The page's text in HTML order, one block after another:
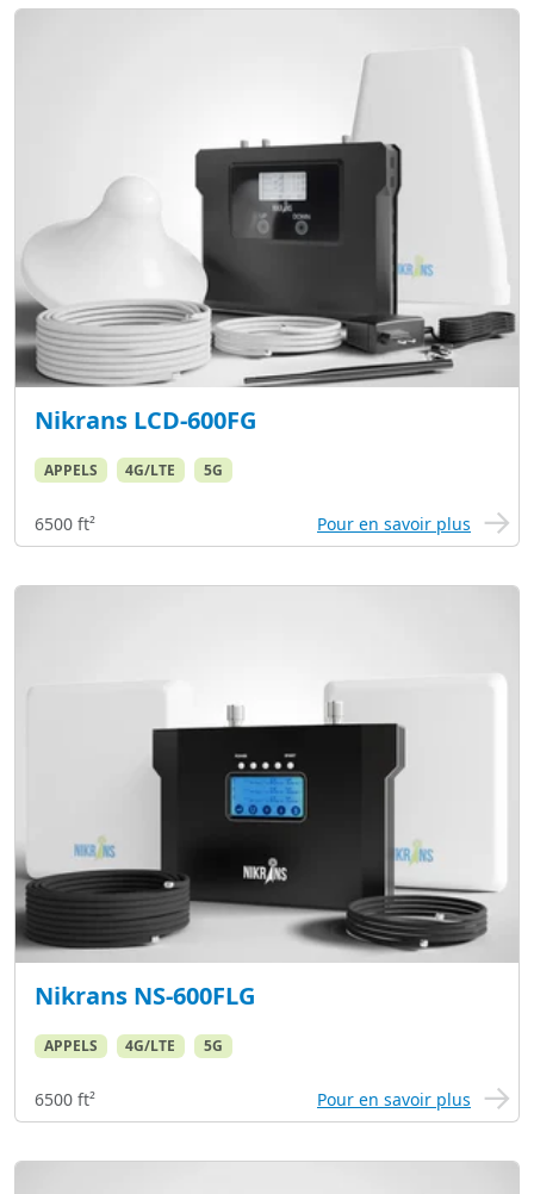
Nikrans LCD-600FG
APPELS 4G/LTE 5G
6500 ft² Pour en savoir plus
Nikrans NS-600FLG
APPELS 4G/LTE 5G
6500 ft² Pour en savoir plus